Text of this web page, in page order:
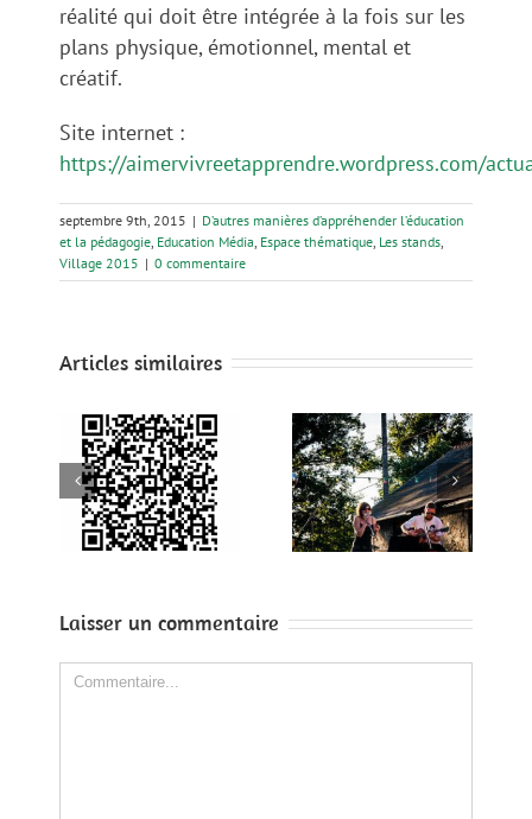
réalité qui doit être intégrée à la fois sur les
plans physique, émotionnel, mental et
créatif.
Site internet :
https://aimervivreetapprendre.wordpress.com/
septembre 9th, 2015 | D’autres manières d’appréhender l’éducation
et la pédagogie Education Média Espace thématique Les stands
Village 2015 | 0 commentaire
Articles similaires
Demain Sideways
Laisser un commentaire
Comment